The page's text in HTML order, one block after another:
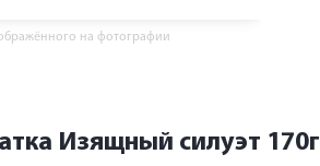
на фотографии
Изящный силуэт 170г